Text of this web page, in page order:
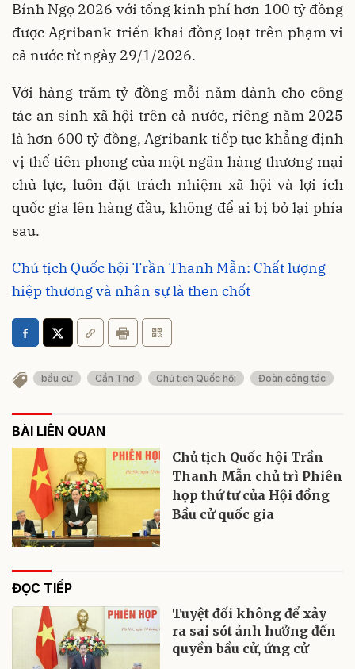
Bính Ngọ 2026 với tổng kinh phí hơn 100 tỷ đồng
được Agribank triển khai đồng loạt trên phạm vi
cả nước từ ngày 29/1/2026.
Với hàng trăm tỷ đồng mỗi năm dành cho công
tác an sinh xã hội trên cả nước, riêng năm 2025
là hơn 600 tỷ đồng, Agribank tiếp tục khẳng định
vị thế tiên phong của một ngân hàng thương mại
chủ lực, luôn đặt trách nhiệm xã hội và lợi ích
quốc gia lên hàng đầu, không để ai bị bỏ lại phía
sau.
Chủ tịch Quốc hội Trần Thanh Mẫn: Chất lượng
hiệp thương và nhân sự là then chốt
bầu cử Cần Thơ Chủ tịch Quốc hội Đoàn công tác
BÀI LIÊN QUAN
Chủ tịch Quốc hội Trần
Thanh Mẫn chủ trì Phiên
họp thứ tư của Hội đồng
Bầu cử quốc gia
ĐỌC TIẾP
Tuyệt đối không để xảy
ra sai sót ảnh hưởng đến
quyền bầu cử, ứng cử